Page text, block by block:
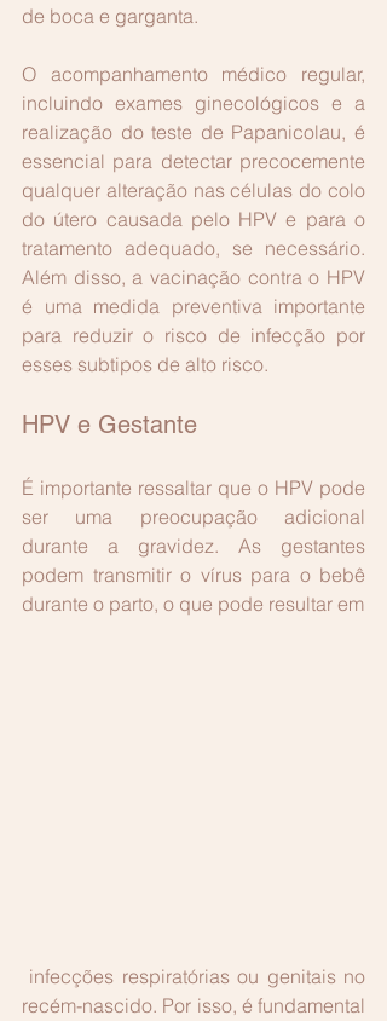
de boca e garganta.
O acompanhamento médico regular,
incluindo exames ginecológicos e a
realização do teste de Papanicolau, é
essencial para detectar precocemente
qualquer alteração nas células do colo
do útero causada pelo HPV e para o
tratamento adequado, se necessário.
Além disso, a vacinação contra o HPV
é uma medida preventiva importante
para reduzir o risco de infecção por
esses subtipos de alto risco.
HPV e Gestante
É importante ressaltar que o HPV pode
ser uma preocupação adicional
durante a gravidez. As gestantes
podem transmitir o vírus para o bebê
durante o parto, o que pode resultar em
recém-nascido. Por isso, é fundamental